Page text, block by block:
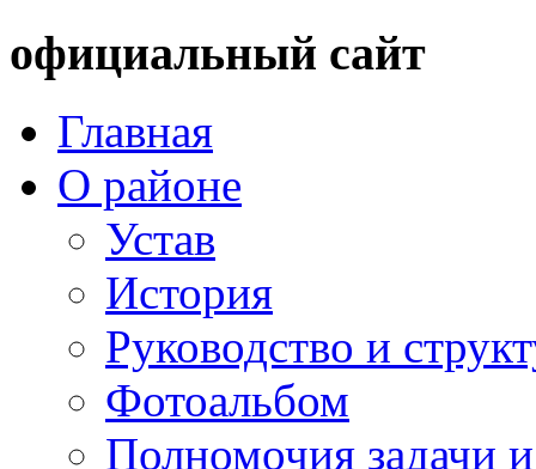
официальный сайт
Главная
О районе
Устав
История
Руководство и
Фотоальбом
Полномочия задачи